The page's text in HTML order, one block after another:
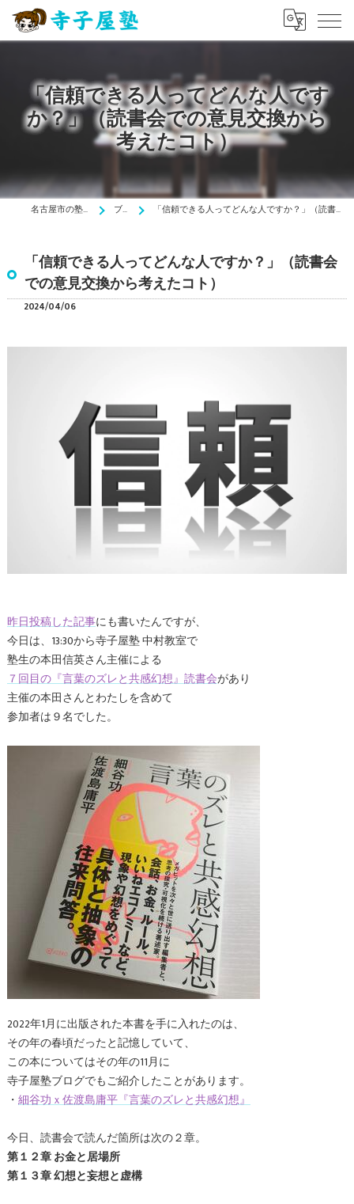
「信頼できる人ってどんな人です
か？」（読書会での意見交換から
考えたコト）
名古屋市の塾は寺子屋塾 ブログ 「信頼できる人ってどんな人ですか？」（読書会での意見交換から考えたコト）
「信頼できる人ってどんな人ですか？」（読書会
での意見交換から考えたコト）
2024/04/06
昨日投稿した記事にも書いたんですが、
今日は、13:30から寺子屋塾 中村教室で
塾生の本田信英さん主催による
７回目の『言葉のズレと共感幻想』読書会があり
主催の本田さんとわたしを含めて
参加者は９名でした。
2022年1月に出版された本書を手に入れたのは、
その年の春頃だったと記憶していて、
この本についてはその年の11月に
寺子屋塾ブログでもご紹介したことがあります。
・ 細谷功ｘ佐渡島庸平『言葉のズレと共感幻想』
今日、読書会で読んだ箇所は次の２章。
第１２章 お金と居場所
第１３章 幻想と妄想と虚構